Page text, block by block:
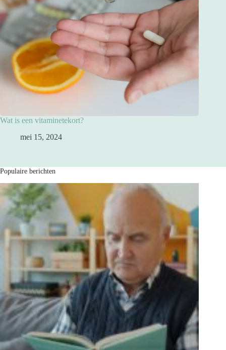
Wat is een vitaminetekort?
mei 15, 2024
Populaire berichten